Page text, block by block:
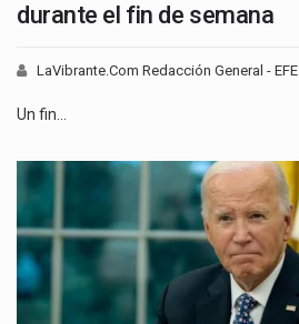
durante el fin de semana
LaVibrante.Com Redacción General - EFE
Un fin…